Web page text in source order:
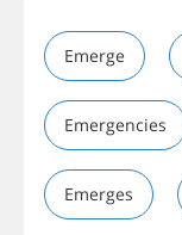
Emerge
Emergencies
Emerges